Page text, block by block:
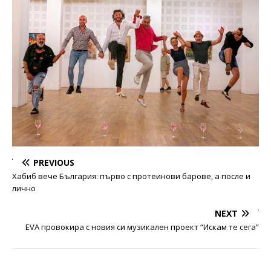
PREVIOUS
Хабиб вече България: първо с протеинови барове, а после и
лично
NEXT
EVA провокира с новия си музикален проект “Искам те сега”